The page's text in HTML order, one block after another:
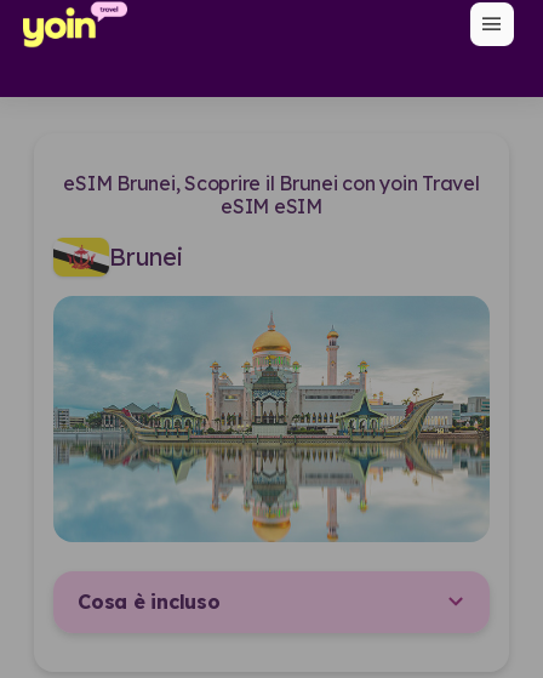
menu
eSIM Brunei, Scoprire il Brunei con yoin Travel
eSIM eSIM
Brunei
Cosa è incluso